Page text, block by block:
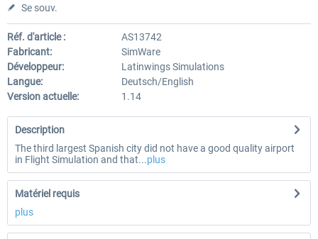
Se souv.
Réf. d'article :
AS13742
Fabricant:
SimWare
Développeur:
Latinwings Simulations
Langue:
Deutsch/English
Version actuelle:
1.14
Description
The third largest Spanish city did not have a good quality airport
in Flight Simulation and that...plus
Matériel requis
plus